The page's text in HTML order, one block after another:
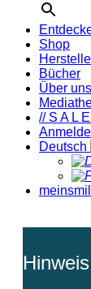
Shop
Bücher
Über uns
// S A L
Deutsch
Hinweis